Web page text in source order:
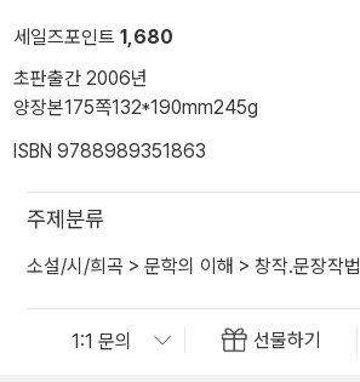
세일즈포인트 1,680
초판출간 2006년
양장본175쪽132*190mm245g
ISBN 9788989351863
주제분류
소설/시/희곡 > 문학의 이해 > 창작.문장작법
선물하기